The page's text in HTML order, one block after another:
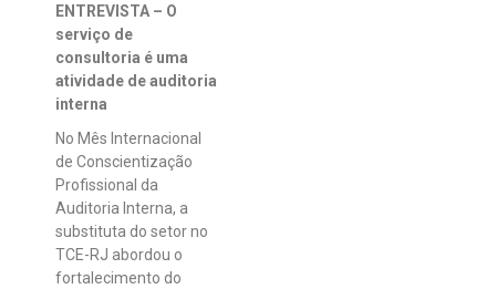
ENTREVISTA – O
serviço de
consultoria é uma
atividade de auditoria
interna
No Mês Internacional
de Conscientização
Profissional da
Auditoria Interna, a
substituta do setor no
TCE-RJ abordou o
fortalecimento do